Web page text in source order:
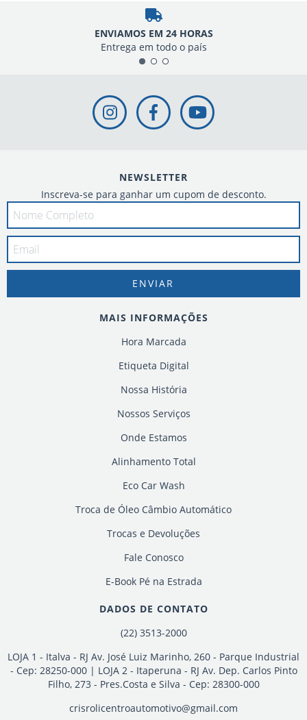
ENVIAMOS EM 24 HORAS
Entrega em todo o país
NEWSLETTER
Inscreva-se para ganhar um cupom de desconto.
MAIS INFORMAÇÕES
Hora Marcada
Etiqueta Digital
Nossa História
Nossos Serviços
Onde Estamos
Alinhamento Total
Eco Car Wash
Troca de Óleo Câmbio Automático
Trocas e Devoluções
Fale Conosco
E-Book Pé na Estrada
DADOS DE CONTATO
(22) 3513-2000
LOJA 1 - Italva - RJ Av. José Luiz Marinho, 260 - Parque Industrial
- Cep: 28250-000 | LOJA 2 - Itaperuna - RJ Av. Dep. Carlos Pinto
Filho, 273 - Pres.Costa e Silva - Cep: 28300-000
crisrolicentroautomotivo@gmail.com